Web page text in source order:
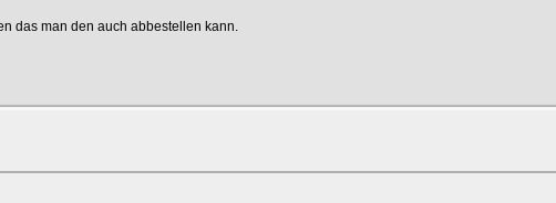
das man den auch abbestellen kann.